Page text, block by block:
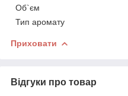
Об`єм
Тип аромату
Приховати
Відгуки про товар